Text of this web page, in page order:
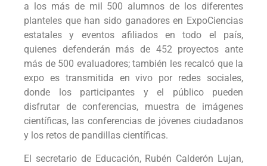
a los más de mil 500 alumnos de los diferentes
planteles que han sido ganadores en ExpoCiencias
estatales y eventos afiliados en todo el país,
quienes defenderán más de 452 proyectos ante
más de 500 evaluadores; también les recalcó que la
expo es transmitida en vivo por redes sociales,
donde los participantes y el público pueden
disfrutar de conferencias, muestra de imágenes
científicas, las conferencias de jóvenes ciudadanos
y los retos de pandillas científicas.
El secretario de Educación, Rubén Calderón Lujan,